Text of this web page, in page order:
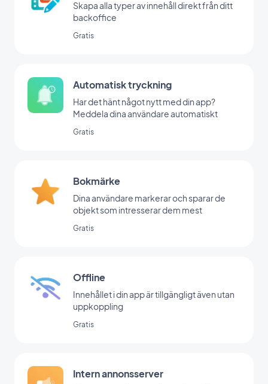
Skapa alla typer av innehåll direkt från ditt
backoffice
Gratis
Automatisk tryckning
Har det hänt något nytt med din app?
Meddela dina användare automatiskt
Gratis
Bokmärke
Dina användare markerar och sparar de
objekt som intresserar dem mest
Gratis
Offline
Innehållet i din app är tillgängligt även utan
uppkoppling
Gratis
Intern annonsserver